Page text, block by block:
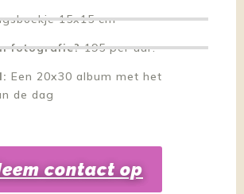
15x15 cm
fotografie?195 per uur.
Een 20x30 album met het
de dag
contact op